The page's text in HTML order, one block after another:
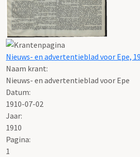
Nieuws- en advertentieblad voor Epe,
Naam krant:
Nieuws- en advertentieblad voor Epe
Datum:
1910-07-02
Jaar:
1910
Pagina:
1